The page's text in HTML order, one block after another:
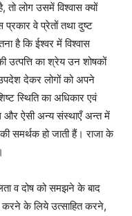
लोग उसमें विश्वास क्यों
वे प्रेतों तथा दुष्ट
है कि ईश्वर में विश्वास
उत्पत्ति का श्रेय उन शोषकों
उपदेश देकर लोगों को अपने
स्थिति का अधिकार एवं
और ऐसी अन्य संस्थाएँ अन्त में
समर्थक हो जाती हैं। राजा के
व दोष को समझने के बाद
करने के लिये उत्साहित करने,